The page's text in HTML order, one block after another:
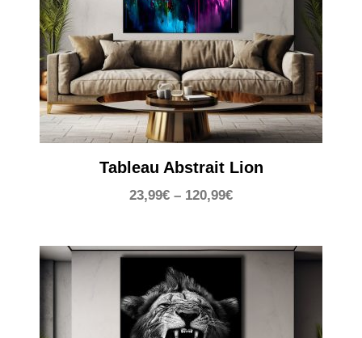
Tableau Abstrait Lion
23,99€ – 120,99€